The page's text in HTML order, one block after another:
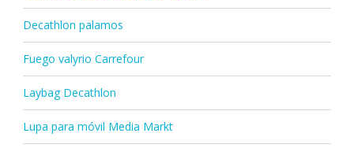
Decathlon palamos
Fuego valyrio Carrefour
Laybag Decathlon
Lupa para móvil Media Markt